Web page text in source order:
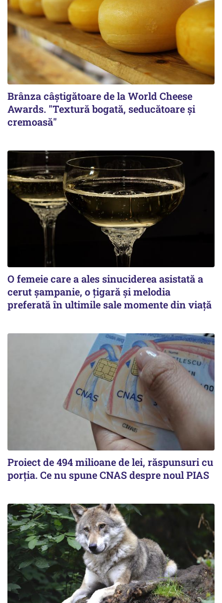
Brânza câștigătoare de la World Cheese
Awards. "Textură bogată, seducătoare și
cremoasă"
O femeie care a ales sinuciderea asistată a
cerut șampanie, o țigară și melodia
preferată în ultimile sale momente din viață
Proiect de 494 milioane de lei, răspunsuri cu
porția. Ce nu spune CNAS despre noul PIAS